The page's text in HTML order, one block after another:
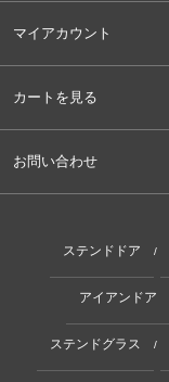
マイアカウント
カートを見る
お問い合わせ
ステンドドア /
アイアンドア
ステンドグラス /